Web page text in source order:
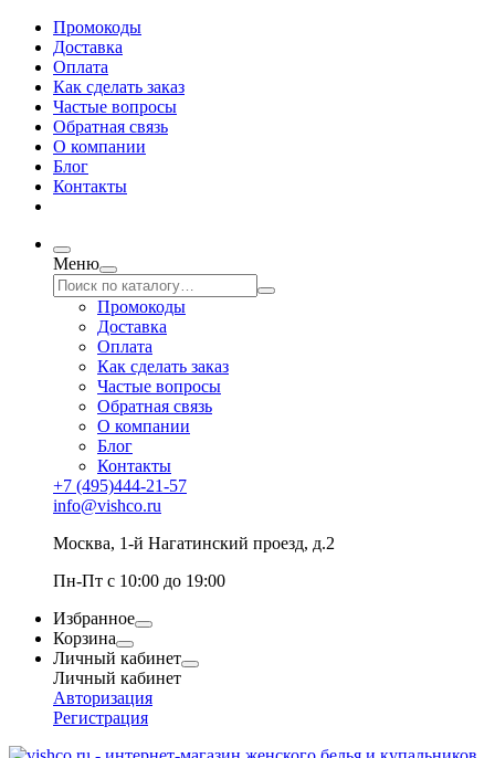
Промокоды
Доставка
Оплата
Как сделать заказ
Частые вопросы
Обратная связь
О компании
Блог
Контакты
Меню
Промокоды
Доставка
Оплата
Как сделать заказ
Частые вопросы
Обратная связь
О компании
Блог
Контакты
+7 (495)444-21-57
info@vishco.ru
Москва, 1-й Нагатинский проезд, д.2
Пн-Пт с 10:00 до 19:00
Избранное
Корзина
Личный кабинет
Личный кабинет
Авторизация
Регистрация